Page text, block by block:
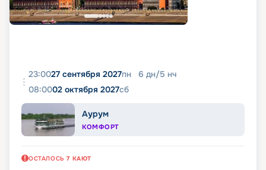
23:0027 сентября 2027пн 6 дн/5 нч
08:0002 октября 2027сб
Аурум
КОМФОРТ
ОСТАЛОСЬ 7 КАЮТ